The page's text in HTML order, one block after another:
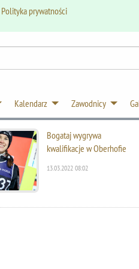
Polityka prywatności
Kalendarz Zawodnicy
Bogataj wygrywa
kwalifikacje w Oberhofie
13.03.2022 08:02